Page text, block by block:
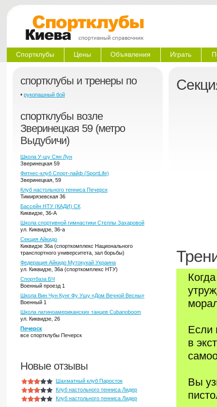
Спортклубы Цены Объявления Играть
спортклубы и тренеры по
• рукопашный бой
спортклубы возле
Зверинецкая 59 (метро
Выдубичи)
Школа У-шу Сян Лун
Зверинецкая 59
Фитнес-клуб Спорт-лайф (SportLife)
Зверинецкая, 59
Клуб настольного тенниса Печерск
Тимирязевская 36
Бассейн НТУ (КАДИ) СК
Киквидзе, 36-А
Школа спортивной гимнастики Стеллы Захаровой
ул. Киквидзе, 36-а
Секция Айкидо
Киквидзе 36а (спорткомплекс Национального
транспортного университета, зал борьбы)
Федерация Айкидо Мутокукай Украина
ул. Киквидзе, 36а (спорткомплекс НТУ)
Спортбаза БЧ
Военный проезд 1
Школа Вин Чун Кунг Фу Ушу «Дом Вечной Весны»
Военный 1
Школа латиноамериканских танцев Cubanoboom
ул. Киквидзе, 26
Печерск
все спортклубы Печерск
Новые отзывы
Шахматный клуб Паросток
Клуб настольного тенниса Лидер
Клуб настольного тенниса Лидер
Если
в
Вы